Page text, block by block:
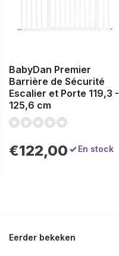
BabyDan Premier
Barrière de Sécurité
Escalier et Porte 119,3 -
125,6 cm
€122,00 En stock
Eerder bekeken